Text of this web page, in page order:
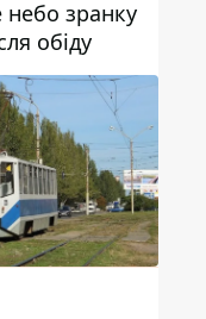
небо зранку
обіду